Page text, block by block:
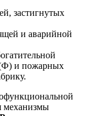
застигнутых
и аварийной
и пожарных
механизмы